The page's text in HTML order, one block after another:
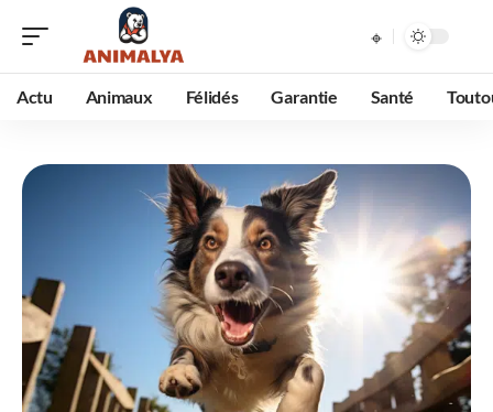
Actu Animaux Félidés Garantie Santé